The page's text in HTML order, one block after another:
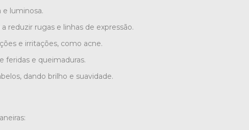
e luminosa.
a reduzir rugas e linhas de expressão.
e irritações, como acne.
feridas e queimaduras.
dando brilho e suavidade.